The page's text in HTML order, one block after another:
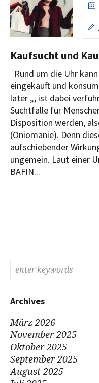
Kaufsucht und
Rund um die Uhr
eingekauft und
later „, ist dabei
Suchtfalle für
Disposition werden,
(Oniomanie). Denn
aufschiebender
ungemein. Laut einer
BAFIN...
Archives
März 2026
November 2025
Oktober 2025
September 2025
August 2025